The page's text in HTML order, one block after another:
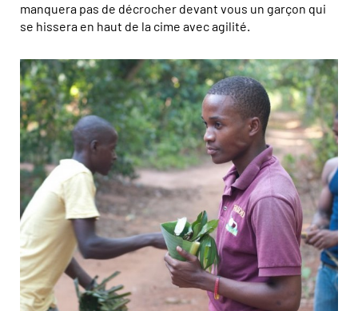
manquera pas de décrocher devant vous un garçon qui
se hissera en haut de la cime avec agilité.